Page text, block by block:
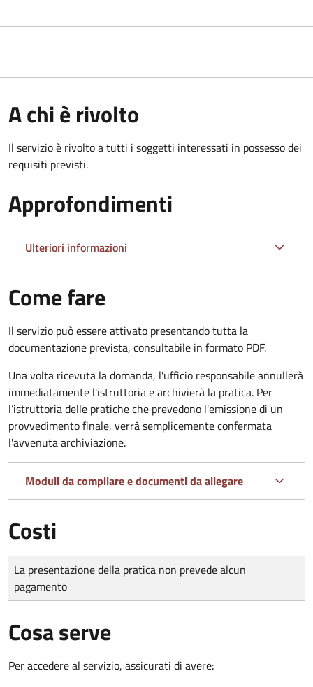
A chi è rivolto
Il servizio è rivolto a tutti i soggetti interessati in possesso dei
requisiti previsti.
Approfondimenti
Ulteriori informazioni
Come fare
Il servizio può essere attivato presentando tutta la
documentazione prevista, consultabile in formato PDF.
Una volta ricevuta la domanda, l'ufficio responsabile annullerà
immediatamente l'istruttoria e archivierà la pratica. Per
l’istruttoria delle pratiche che prevedono l'emissione di un
provvedimento finale, verrà semplicemente confermata
l'avvenuta archiviazione.
Moduli da compilare e documenti da allegare
Costi
Tipo di pagamento
Importo
La presentazione della pratica non prevede alcun
pagamento
Cosa serve
Per accedere al servizio, assicurati di avere: